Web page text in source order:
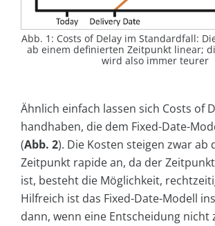
Abb. 1: Costs of Delay im Standardfall:
ab einem definierten Zeitpunkt linear;
wird also immer teurer
Ähnlich einfach lassen sich Costs of
handhaben, die dem Fixed-Date-
(Abb. 2). Die Kosten steigen zwar ab
Zeitpunkt rapide an, da der
ist, besteht die Möglichkeit,
Hilfreich ist das Fixed-Date-Modell
dann, wenn eine Entscheidung nicht